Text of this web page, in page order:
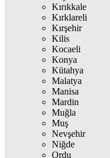
Kırıkkale
Kırklareli
Kırşehir
Kilis
Kocaeli
Konya
Kütahya
Malatya
Manisa
Mardin
Muğla
Muş
Nevşehir
Niğde
Ordu